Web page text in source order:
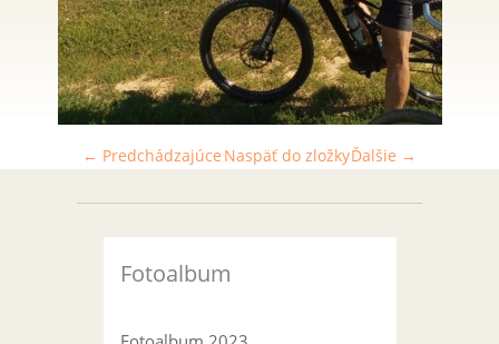
← Predchádzajúce Ďalšie →
Naspäť do zložky
Fotoalbum